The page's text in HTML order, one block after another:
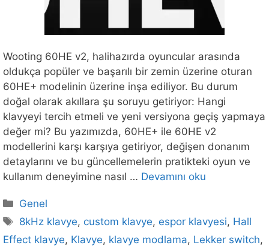
Wooting 60HE v2, halihazırda oyuncular arasında
oldukça popüler ve başarılı bir zemin üzerine oturan
60HE+ modelinin üzerine inşa ediliyor. Bu durum
doğal olarak akıllara şu soruyu getiriyor: Hangi
klavyeyi tercih etmeli ve yeni versiyona geçiş yapmaya
değer mi? Bu yazımızda, 60HE+ ile 60HE v2
modellerini karşı karşıya getiriyor, değişen donanım
detaylarını ve bu güncellemelerin pratikteki oyun ve
kullanım deneyimine nasıl … Devamını oku
Kategoriler
Genel
Etiketler
8kHz klavye, custom klavye, espor klavyesi, Hall
Effect klavye, Klavye, klavye modlama, Lekker switch,